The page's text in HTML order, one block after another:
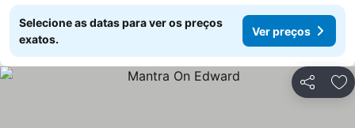
Selecione as datas para ver os preços
exatos.
Ver preços
Partilhar